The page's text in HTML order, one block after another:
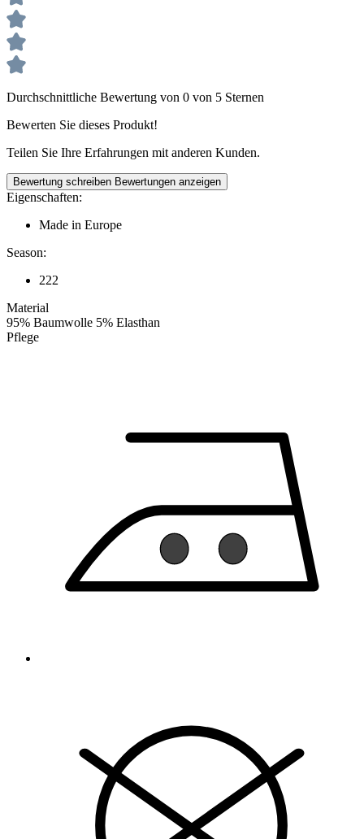
Durchschnittliche Bewertung von 0 von 5 Sternen
Bewerten Sie dieses Produkt!
Teilen Sie Ihre Erfahrungen mit anderen Kunden.
Bewertung schreiben Bewertungen anzeigen
Eigenschaften:
Made in Europe
Season:
222
Material
95% Baumwolle 5% Elasthan
Pflege